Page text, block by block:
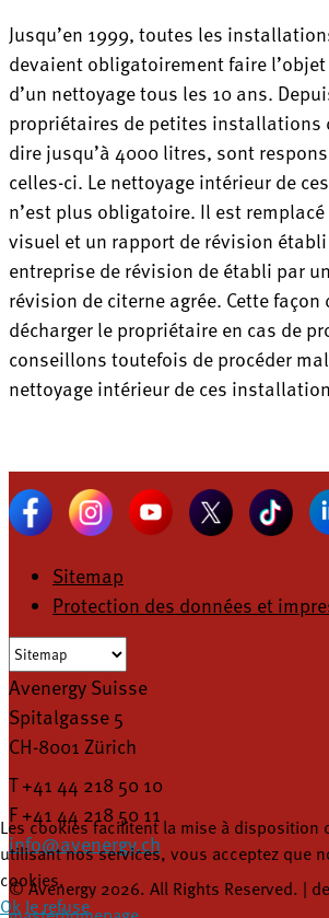
Jusqu’en 1999, toutes les
devaient obligatoirement faire
d’un nettoyage tous les 10 ans.
propriétaires de petites installations
dire jusqu’à 4000 litres, sont
celles-ci. Le nettoyage intérieur de
n’est plus obligatoire. Il est
visuel et un rapport de révision
entreprise de révision de établi par
révision de citerne agrée. Cette façon
décharger le propriétaire en cas de
conseillons toutefois de procéder
nettoyage intérieur de ces
Sitemap
Protection des données et
Avenergy Suisse
Spitalgasse 5
CH-8001 Zürich
T +41 44 218 50 10
F +41 44 218 50 11
info@avenergy.ch
© Avenergy 2026. All Rights Reserved. |
Les cookies facilitent la mise à disposition
utilisant nos services, vous acceptez que
cookies.
OkJe refuse